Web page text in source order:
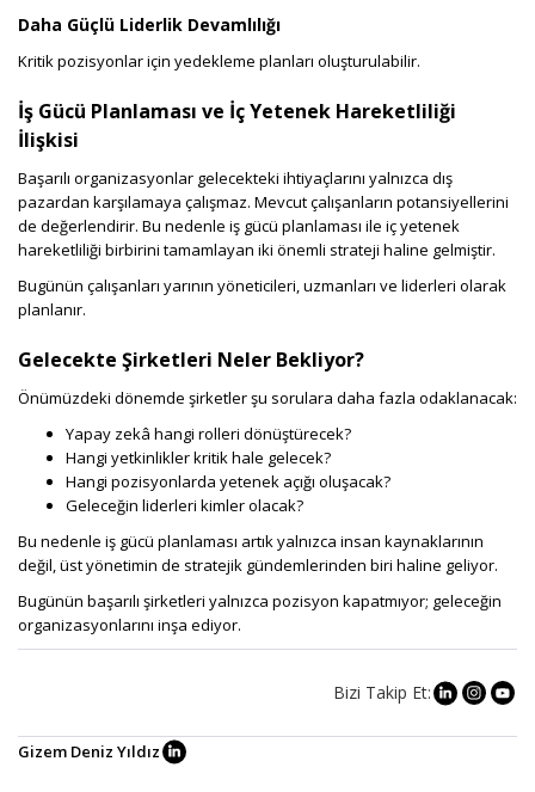
Daha Güçlü Liderlik Devamlılığı
Kritik pozisyonlar için yedekleme planları oluşturulabilir.
İş Gücü Planlaması ve İç Yetenek Hareketliliği
İlişkisi
Başarılı organizasyonlar gelecekteki ihtiyaçlarını yalnızca dış
pazardan karşılamaya çalışmaz. Mevcut çalışanların potansiyellerini
de değerlendirir. Bu nedenle iş gücü planlaması ile iç yetenek
hareketliliği birbirini tamamlayan iki önemli strateji haline gelmiştir.
Bugünün çalışanları yarının yöneticileri, uzmanları ve liderleri olarak
planlanır.
Gelecekte Şirketleri Neler Bekliyor?
Önümüzdeki dönemde şirketler şu sorulara daha fazla odaklanacak:
Yapay zekâ hangi rolleri dönüştürecek?
Hangi yetkinlikler kritik hale gelecek?
Hangi pozisyonlarda yetenek açığı oluşacak?
Geleceğin liderleri kimler olacak?
Bu nedenle iş gücü planlaması artık yalnızca insan kaynaklarının
değil, üst yönetimin de stratejik gündemlerinden biri haline geliyor.
Bugünün başarılı şirketleri yalnızca pozisyon kapatmıyor; geleceğin
organizasyonlarını inşa ediyor.
Bizi Takip Et:
Gizem Deniz Yıldız